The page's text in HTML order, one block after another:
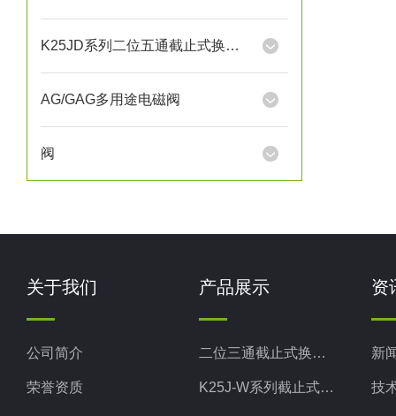
K25JD系列二位五通截止式换向阀
AG/GAG多用途电磁阀
阀
关于我们
公司简介
荣誉资质
产品展示
二位三通截止式换向阀
K25J-W系列截止式换向阀
资
新
技